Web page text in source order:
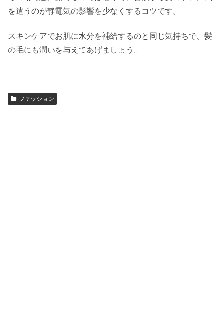
を遣うのが静電気の影響を少なくするコツです。
スキンケアでお肌に水分を補給するのと同じ気持ちで、髪
の毛にも潤いを与えてあげましょう。
ファッション